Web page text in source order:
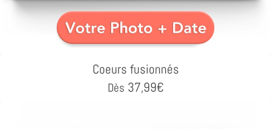
Coeurs fusionnés
Dès 37,99€